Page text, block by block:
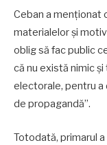
Ceban a menționat
materialelor și
oblig să fac public
că nu există nimic
electorale, pentru a
de propagandă”.
Totodată, primarul